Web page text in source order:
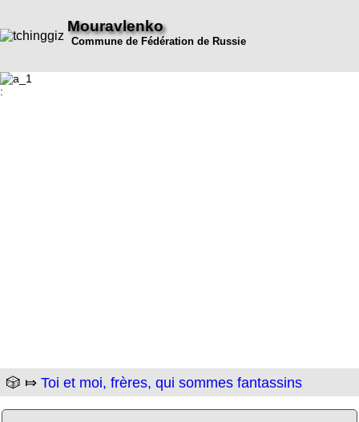
Mouravlenko
Commune de Fédération de Russie
:
🎲 ⤇ Toi et moi, frères, qui sommes fantassins